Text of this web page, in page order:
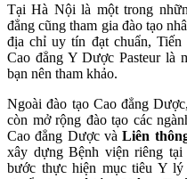
Tại Hà Nội là một trong
đẳng cũng tham gia đào tạo
địa chỉ uy tín đạt chuẩn,
Cao đẳng Y Dược Pasteur là
bạn nên tham khảo.
Ngoài đào tạo Cao đẳng
còn mở rộng đào tạo các
Cao đẳng Dược và Liên
xây dựng Bệnh viện riêng
bước thực hiện mục tiêu Y